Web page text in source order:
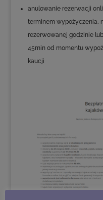
anulowanie rezerwacji
terminem wypożyczenia,
rezerwowanej godzinie
45min od momentu
kaucji